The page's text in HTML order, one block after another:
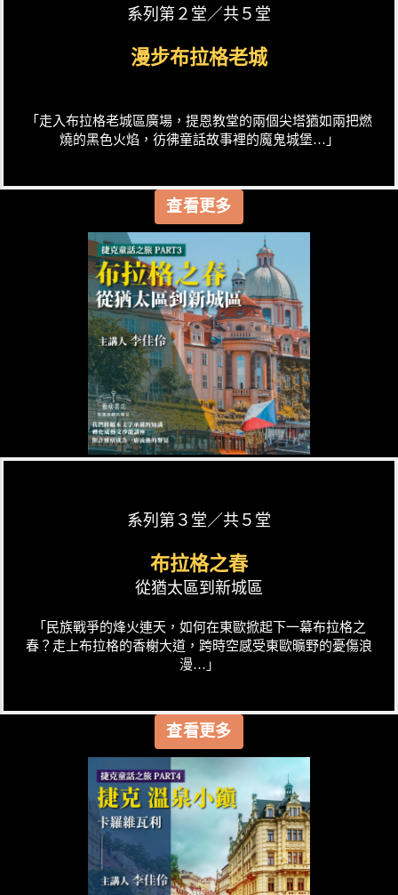
系列第２堂／共５堂
漫步布拉格老城
「走入布拉格老城區廣場，提恩教堂的兩個尖塔猶如兩把燃
燒的黑色火焰，彷彿童話故事裡的魔鬼城堡…」
查看更多
系列第３堂／共５堂
布拉格之春
從猶太區到新城區
「民族戰爭的烽火連天，如何在東歐掀起下一幕布拉格之
春？走上布拉格的香榭大道，跨時空感受東歐曠野的憂傷浪
漫…」
查看更多